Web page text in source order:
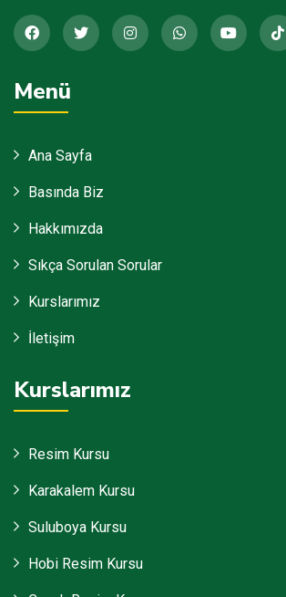
Menü
Ana Sayfa
Basında Biz
Hakkımızda
Sıkça Sorulan Sorular
Kurslarımız
İletişim
Kurslarımız
Resim Kursu
Karakalem Kursu
Suluboya Kursu
Hobi Resim Kursu